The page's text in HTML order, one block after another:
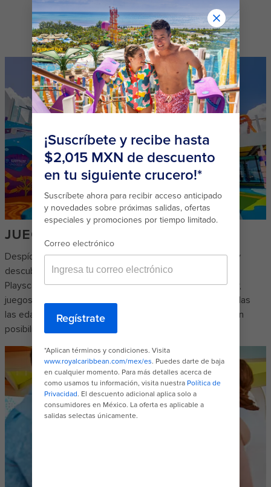
llenas de giros y vueltas del trío de
toboganes acuáticos The Perfect
Storm℠.
JUEGA A LO GRANDE
Despídete del antiguo patio de juegos de tu vecindario y
descubre una forma más audaz de explorar. Wonder
Playscape℠ está lleno de toboganes, paredes de escalar,
juegos y acertijos que permiten a los aventureros de todas
las edades descubrir un mundo temático bajo el agua con
posibilidades infinitas